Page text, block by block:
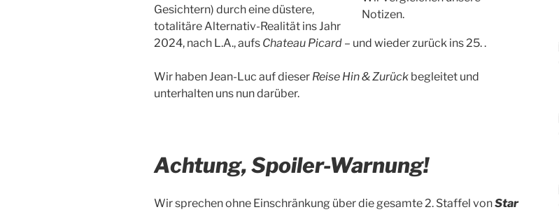
Notizen.
Gesichtern) durch eine düstere,
totalitäre Alternativ-Realität ins Jahr
2024, nach L.A., aufs Chateau Picard – und wieder zurück ins 25. .
Wir haben Jean-Luc auf dieser Reise Hin & Zurück begleitet und
unterhalten uns nun darüber.
Achtung, Spoiler-Warnung!
Wir sprechen ohne Einschränkung über die gesamte 2. Staffel vonStar